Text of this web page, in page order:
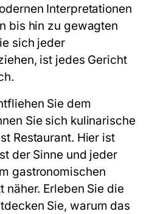
Interpretationen
bis hin zu gewagten
sich jeder
ist jedes Gericht
Sie dem
Sie sich kulinarische
Restaurant. Hier ist
der Sinne und jeder
gastronomischen
näher. Erleben Sie die
Sie, warum das